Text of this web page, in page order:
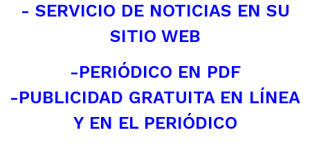
- SERVICIO DE NOTICIAS EN SU
SITIO WEB
-PERIÓDICO EN PDF
-PUBLICIDAD GRATUITA EN LÍNEA
Y EN EL PERIÓDICO